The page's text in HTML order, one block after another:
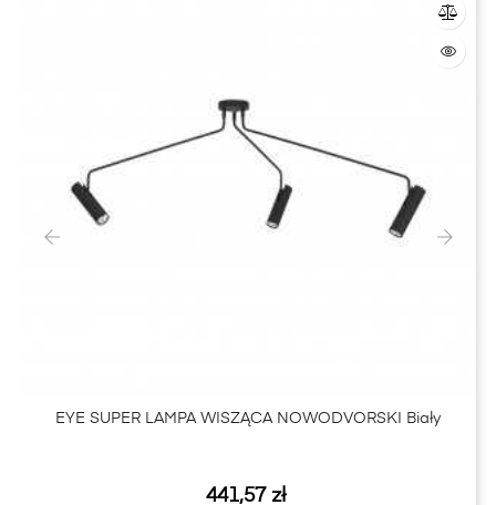
EYE SUPER LAMPA WISZĄCA NOWODVORSKI Biały
Cena
441,57 zł